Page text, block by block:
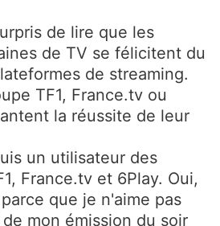
de lire que les
de TV se félicitent du
de streaming.
TF1, France.tv ou
la réussite de leur
un utilisateur des
France.tv et 6Play. Oui,
que je n'aime pas
mon émission du soir